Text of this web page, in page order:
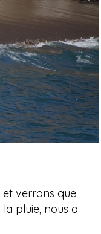
et verrons que
pluie, nous a